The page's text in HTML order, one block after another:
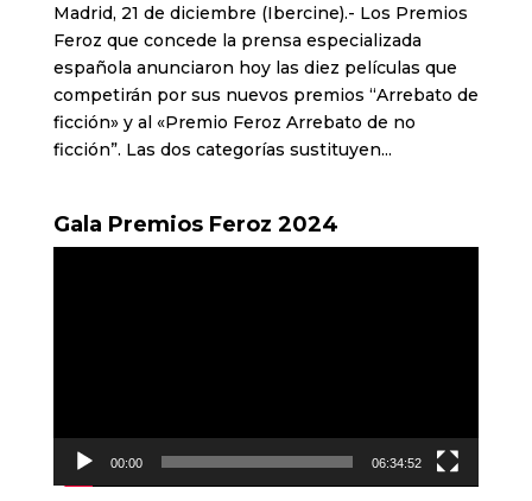
Madrid, 21 de diciembre (Ibercine).- Los Premios
Feroz que concede la prensa especializada
española anunciaron hoy las diez películas que
competirán por sus nuevos premios “Arrebato de
ficción» y al «Premio Feroz Arrebato de no
ficción”. Las dos categorías sustituyen...
Gala Premios Feroz 2024
00:00 06:34:52